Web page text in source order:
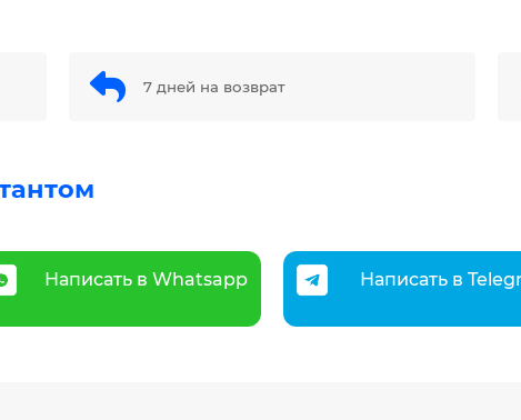
7 дней на возврат
Написать в Whatsapp Написать в